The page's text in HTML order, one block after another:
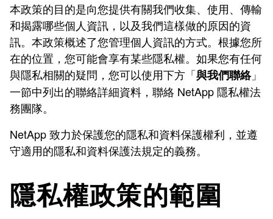
本政策的目的是向您提供有關我們收集、使用、傳輸
和揭露哪些個人資訊，以及我們這樣做的原因的資
訊。本政策概述了您管理個人資訊的方式。根據您所
在的位置，您可能會享有某些隱私權。如果您有任何
與隱私相關的疑問，您可以使用下方「與我們聯絡」
一節中列出的聯絡詳細資料，聯絡 NetApp 隱私權法
務團隊。
NetApp 致力於保護您的隱私和資料保護權利，並遵
守適用的隱私和資料保護法規定的義務。
隱私權政策的範圍